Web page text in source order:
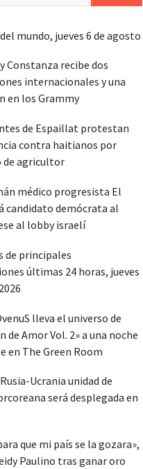
mundo, jueves 6 de agosto
Constanza recibe dos
internacionales y una
en los Grammy
de Espaillat protestan
contra haitianos por
de agricultor
médico progresista El
candidato demócrata al
al lobby israelí
de principales
últimas 24 horas, jueves
lleva el universo de
de Amor Vol. 2» a una noche
en The Green Room
Ucrania unidad de
será desplegada en
que mi país se la gozara»,
Paulino tras ganar oro